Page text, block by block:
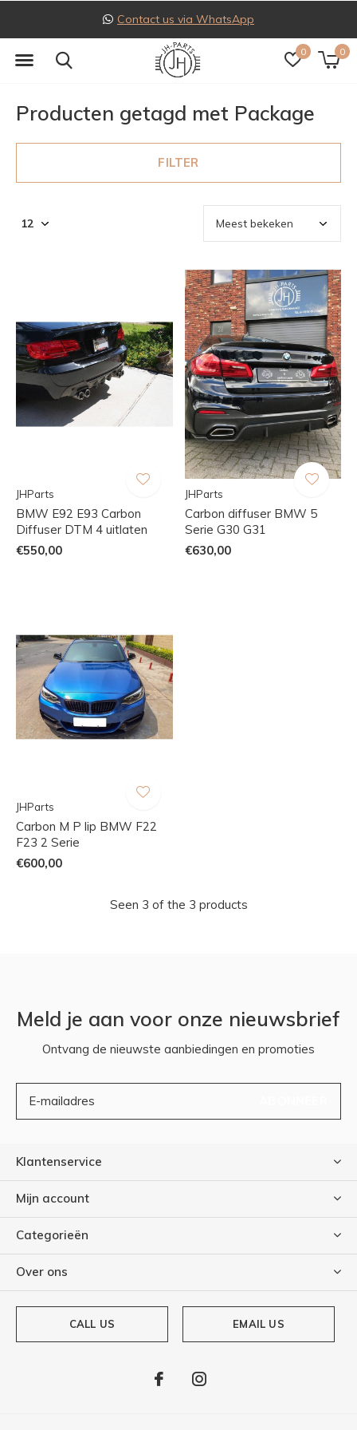
0 0
Contact us via WhatsApp
Producten getagd met Package
FILTER
JHParts
BMW E92 E93 Carbon
Diffuser DTM 4 uitlaten
€550,00
JHParts
Carbon diffuser BMW 5
Serie G30 G31
€630,00
JHParts
Carbon M P lip BMW F22
F23 2 Serie
€600,00
Seen 3 of the 3 products
Meld je aan voor onze nieuwsbrief
Ontvang de nieuwste aanbiedingen en promoties
Klantenservice
Mijn account
Categorieën
Over ons
CALL US EMAIL US